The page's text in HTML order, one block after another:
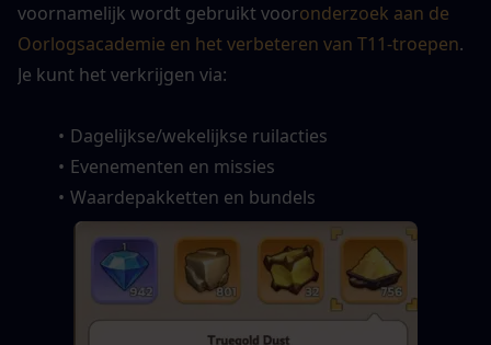
voornamelijk wordt gebruikt vooronderzoek aan de
Oorlogsacademie en het verbeteren van T11-troepen.
Je kunt het verkrijgen via:
Dagelijkse/wekelijkse ruilacties
Evenementen en missies
Waardepakketten en bundels